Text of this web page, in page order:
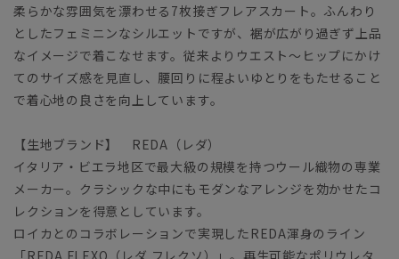
柔らかな雰囲気を漂わせる7枚接ぎフレアスカート。ふんわり
としたフェミニンなシルエットですが、裾が広がり過ぎず上品
なイメージで着こなせます。従来よりウエスト～ヒップにかけ
てのサイズ感を見直し、腰回りに程よいゆとりをもたせること
で着心地の良さを向上しています。
【生地ブランド】 REDA（レダ）
イタリア・ビエラ地区で最大級の規模を持つウール織物の専業
メーカー。クラシックな中にもモダンなアレンジを効かせたコ
レクションを得意としています。
ロイカとのコラボレーションで実現したREDA渾身のライン
「REDA FLEXO（レダ フレクソ）」。再生可能なポリウレタ